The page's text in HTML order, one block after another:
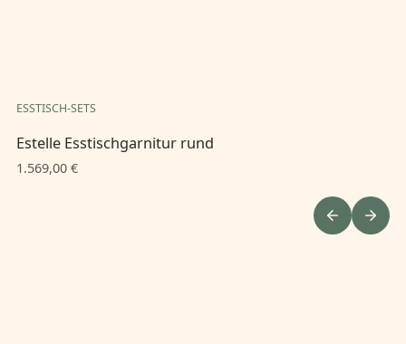
ESSTISCH-SETS
Estelle Esstischgarnitur rund
1.569,00 €